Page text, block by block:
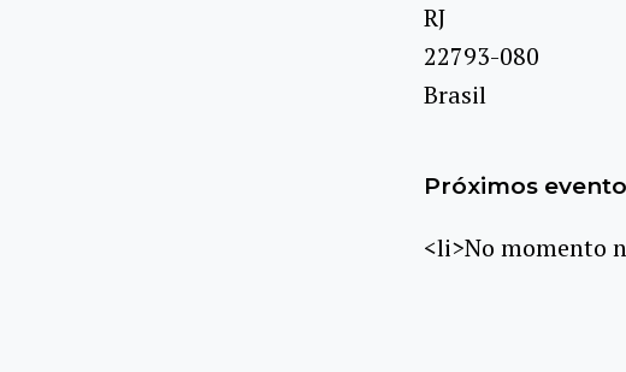
RJ
22793-080
Brasil
Próximos
<li>No momento